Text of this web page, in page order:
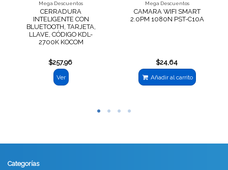
Mega Descuentos
CERRADURA
INTELIGENTE CON
BLUETOOTH, TARJETA,
LLAVE, CÓDIGO KDL-
2700K KOCOM
$257,96
Ver
Mega Descuentos
CAMARA WIFI SMART
2.0PM 1080N PST-C10A
$24,64
Añadir al carrito
Categorías